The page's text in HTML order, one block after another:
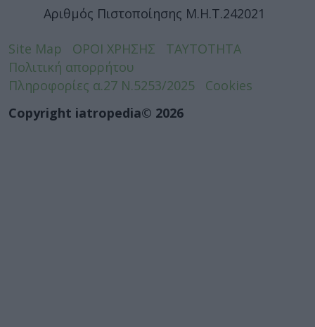
Αριθμός Πιστοποίησης Μ.Η.Τ.242021
Site Map ΟΡΟΙ ΧΡΗΣΗΣ
ΤΑΥΤΟΤΗΤΑ
Πολιτική απορρήτου
Πληροφορίες α.27 Ν.5253/2025
Cookies
Copyright iatropedia© 2026